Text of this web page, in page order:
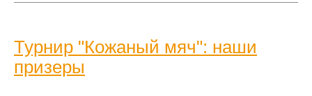
Турнир "Кожаный мяч": наши
призеры